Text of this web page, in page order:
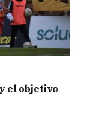
el objetivo